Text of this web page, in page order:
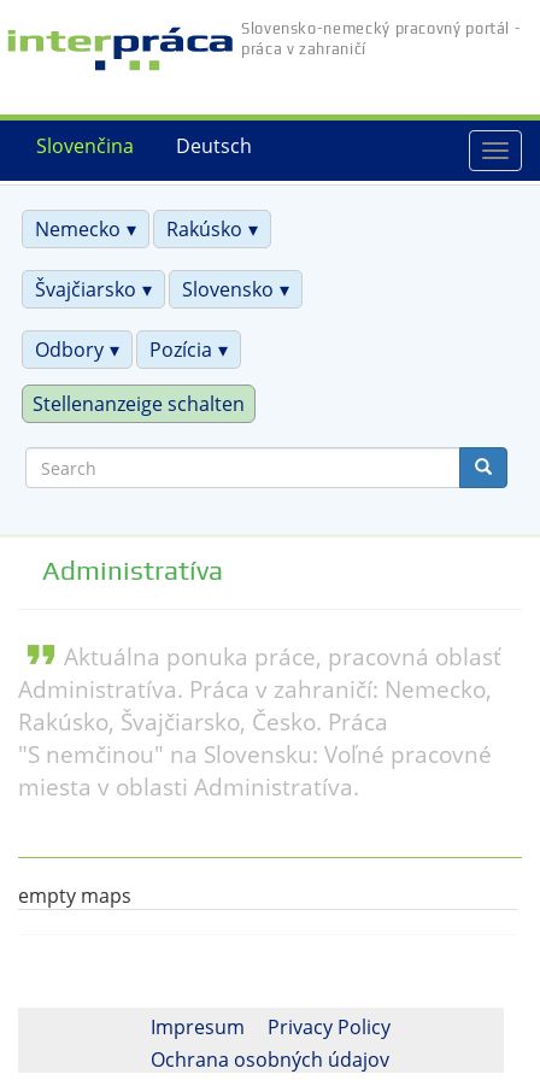
Skip
to
Deutsch
Slovenčina
Slovensko-nemecký pracovný portál -
práca v zahraničí
Nemecko
Rakúsko
Švajčiarsko Slovensko
Odbory Pozícia
Stellenanzeige schalten
Administratíva
format_quote Aktuálna ponuka práce, pracovná oblasť
Administratíva. Práca v zahraničí: Nemecko,
Rakúsko, Švajčiarsko, Česko. Práca
"S nemčinou" na Slovensku: Voľné pracovné
miesta v oblasti Administratíva.
empty maps
Impresum
Privacy Policy
Ochrana osobných údajov